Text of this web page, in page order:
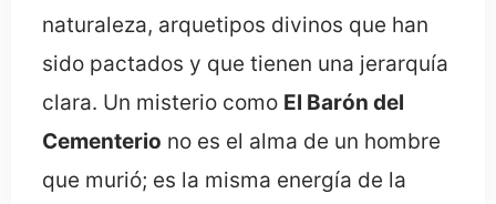
naturaleza, arquetipos divinos que han
sido pactados y que tienen una jerarquía
clara. Un misterio como El Barón del
Cementerio no es el alma de un hombre
que murió; es la misma energía de la